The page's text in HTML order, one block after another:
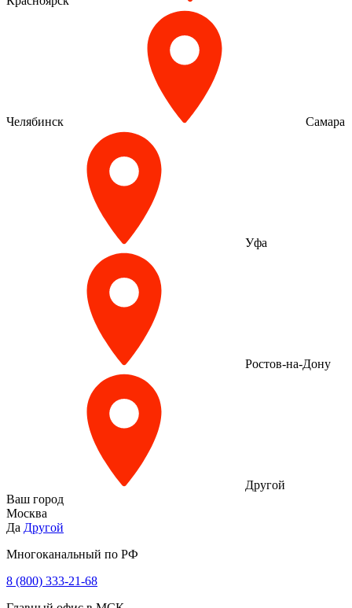
Челябинск Самара
Уфа
Ростов-на-Дону
Другой
Ваш город
Москва
Да Другой
Многоканальный по РФ
8 (800) 333‑21-68